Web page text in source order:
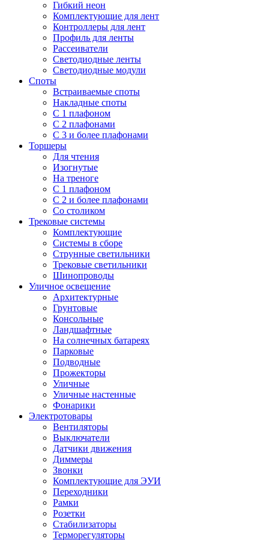
Гибкий неон
Комплектующие для лент
Контроллеры для лент
Профиль для ленты
Рассеиватели
Светодиодные ленты
Светодиодные модули
Споты
Встраиваемые споты
Накладные споты
С 1 плафоном
С 2 плафонами
С 3 и более плафонами
Торшеры
Для чтения
Изогнутые
На треноге
С 1 плафоном
С 2 и более плафонами
Со столиком
Трековые системы
Комплектующие
Системы в сборе
Струнные светильники
Трековые светильники
Шинопроводы
Уличное освещение
Архитектурные
Грунтовые
Консольные
Ландшафтные
На солнечных батареях
Парковые
Подводные
Прожекторы
Уличные
Уличные настенные
Фонарики
Электротовары
Вентиляторы
Выключатели
Датчики движения
Диммеры
Звонки
Комплектующие для ЭУИ
Переходники
Рамки
Розетки
Стабилизаторы
Терморегуляторы